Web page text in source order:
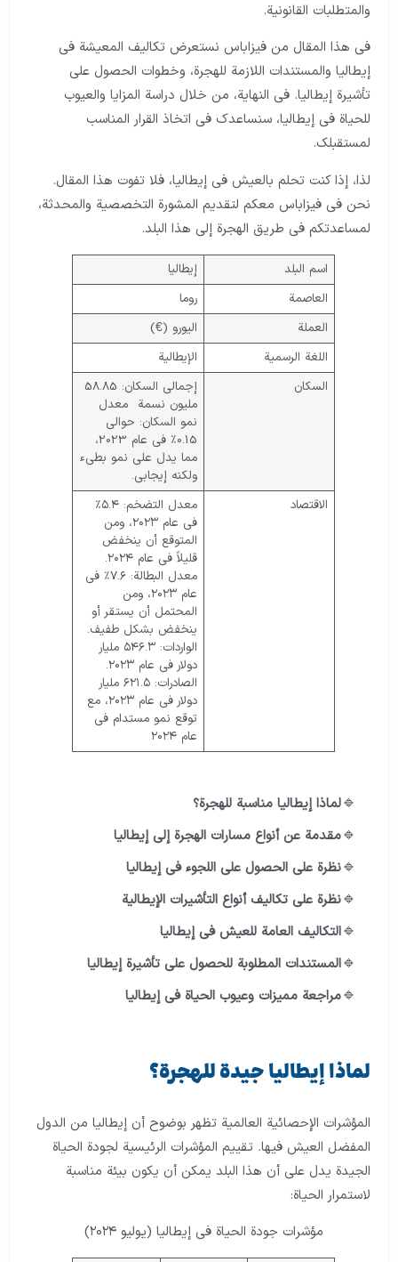
والمتطلبات القانونية.
في هذا المقال من فيزاباس نستعرض تكاليف المعيشة في
إيطاليا والمستندات اللازمة للهجرة، وخطوات الحصول على
تأشيرة إيطاليا. في النهاية، من خلال دراسة المزايا والعيوب
للحياة في إيطاليا، سنساعدك في اتخاذ القرار المناسب
لمستقبلك.
لذا، إذا كنت تحلم بالعيش في إيطاليا، فلا تفوت هذا المقال.
نحن في فيزاباس معكم لتقديم المشورة التخصصية والمحدثة،
لمساعدتكم في طريق الهجرة إلى هذا البلد.
اسم البلد
إيطاليا
العاصمة
روما
العملة
اليورو (€)
اللغة الرسمية
الإيطالية
السكان
إجمالي السكان: 58.85
مليون نسمة معدل
نمو السكان: حوالي
0.15٪ في عام 2023،
مما يدل على نمو بطيء
ولكنه إيجابي.
الاقتصاد
معدل التضخم: ٥.٤٪
في عام ٢٠٢٣، ومن
المتوقع أن ينخفض
قليلاً في عام ٢٠٢٤.
معدل البطالة: ٧.٦٪ في
عام ٢٠٢٣، ومن
المحتمل أن يستقر أو
ينخفض بشكل طفيف.
الواردات: ٥٤٦.٣ مليار
دولار في عام ٢٠٢٣.
الصادرات: ٦٢١.٥ مليار
دولار في عام ٢٠٢٣، مع
توقع نمو مستدام في
عام ٢٠٢٤
لماذا إيطاليا مناسبة للهجرة؟
مقدمة عن أنواع مسارات الهجرة إلى إيطاليا
نظرة على الحصول على اللجوء في إيطاليا
نظرة على تكاليف أنواع التأشيرات الإيطالية
التكاليف العامة للعيش في إيطاليا
المستندات المطلوبة للحصول على تأشيرة إيطاليا
مراجعة مميزات وعيوب الحياة في إيطاليا
لماذا إيطاليا جيدة للهجرة؟
المؤشرات الإحصائية العالمية تظهر بوضوح أن إيطاليا من الدول
المفضل العيش فيها. تقييم المؤشرات الرئيسية لجودة الحياة
الجيدة يدل على أن هذا البلد يمكن أن يكون بيئة مناسبة
لاستمرار الحياة:
مؤشرات جودة الحياة في إيطاليا (يوليو ٢٠٢٤)